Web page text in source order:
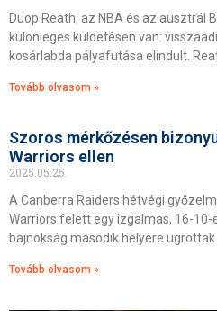
Duop Reath, az NBA és az ausztrál
különleges küldetésen van:
kosárlabda pályafutása elindult.
Tovább olvasom »
Szoros mérkőzésen
Warriors ellen
2025.05.25.
A Canberra Raiders hétvégi
Warriors felett egy izgalmas, 16-10-
bajnokság második helyére
Tovább olvasom »